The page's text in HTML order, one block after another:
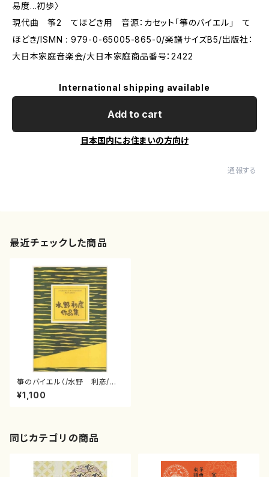
易度…初歩〉
現代曲 筝2 てほどき用 音源：カセット「箏のバイエル」 て
ほどき/ISMN : 979-0-65005-865-0/楽譜サイズB5/出版社：
大日本家庭音楽会/大日本家庭商品番号：2422
International shipping available
Add to cart
日本国内にお住まいの方向け
通報する
最近チェックした商品
箏のバイエル（/水野 利彦/楽
譜）
¥1,100
同じカテゴリの商品